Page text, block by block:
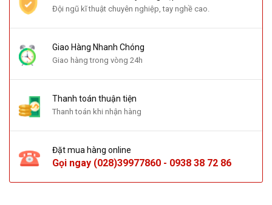
Đội ngũ kĩ thuật chuyên nghiệp, tay nghề cao.
Giao Hàng Nhanh Chóng
Giao hàng trong vòng 24h
Thanh toán thuận tiện
Thanh toán khi nhận hàng
Đặt mua hàng online
Gọi ngay (028)39977860 - 0938 38 72 86